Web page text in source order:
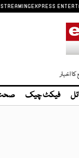
EXPRESS
اخبار
فیکٹ چیک